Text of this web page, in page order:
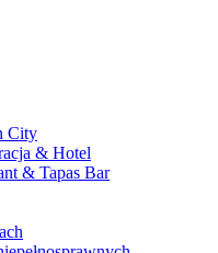
City
& Hotel
& Tapas Bar